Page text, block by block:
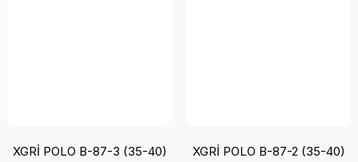
XGRİ POLO B-87-3 (35-40)
XGRİ POLO B-87-2 (35-40)